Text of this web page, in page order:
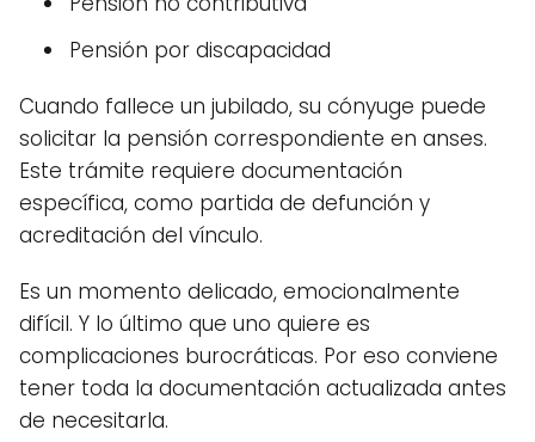
Pensión por discapacidad
Cuando fallece un jubilado, su cónyuge puede
solicitar la pensión correspondiente en anses.
Este trámite requiere documentación
específica, como partida de defunción y
acreditación del vínculo.
Es un momento delicado, emocionalmente
difícil. Y lo último que uno quiere es
complicaciones burocráticas. Por eso conviene
tener toda la documentación actualizada antes
de necesitarla.